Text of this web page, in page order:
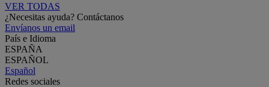
VER TODAS
¿Necesitas ayuda? Contáctanos
Envíanos un email
País e Idioma
ESPAÑA
ESPAÑOL
Español
Redes sociales